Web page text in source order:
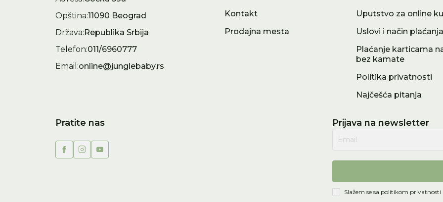
Opština:11090 Beograd
Država:Republika Srbija
Telefon:011/6960777
Email:online@junglebaby.rs
Kontakt
Prodajna mesta
Uputstvo za online
Uslovi i način plaćanja
Plaćanje karticama
bez kamate
Politika privatnosti
Najčešća pitanja
Pratite nas Prijava na newsletter
Email
Slažem se sa politikom privatnosti